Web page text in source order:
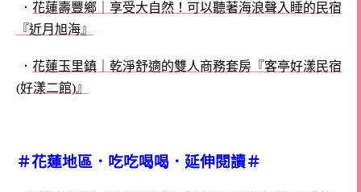
． 花蓮壽豐鄉｜享受大自然！可以聽著海浪聲入睡的民宿
『近月旭海』
． 花蓮玉里鎮｜乾淨舒適的雙人商務套房『客亭好漾民宿
(好漾二館)』
＃花蓮地區．吃吃喝喝．延伸閱讀＃